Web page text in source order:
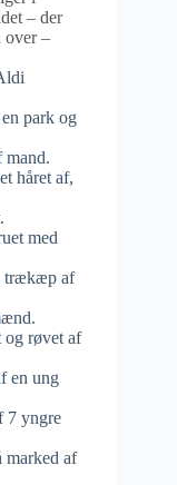
– der
over –
park og
mand.
håret af,
med
trækæp af
og røvet af
en ung
7 yngre
marked af